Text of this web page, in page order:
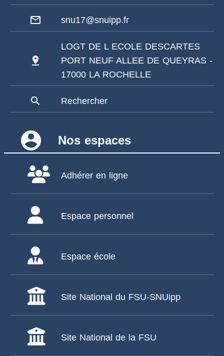
mail_outline snu17@snuipp.fr
pin_drop
LOGT DE L ECOLE DESCARTES
PORT NEUF ALLEE DE QUEYRAS -
17000 LA ROCHELLE
search Rechercher
account_circle Nos espaces
Adhérer en ligne
Espace personnel
Espace école
Site National du FSU-SNUipp
Site National de la FSU